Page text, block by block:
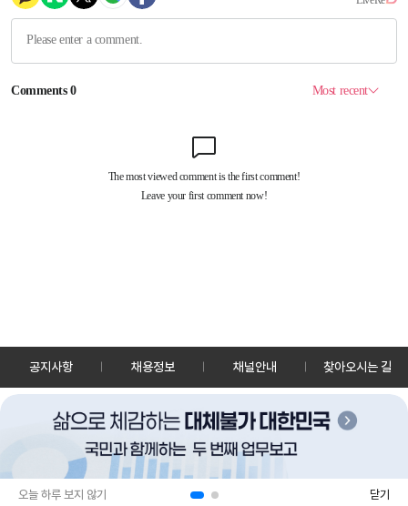
오늘 하루 보지 않기 닫기
공지사항 채용정보 채널안내 찾아오시는 길
30128 세종특별자치시 정부2청사로 13 한국정책방송원 KTV
TEL: 044-204-8000
Copyrightⓒ KTV 국민방송 All Rights Reserved.
PC버전 앱 다운로드